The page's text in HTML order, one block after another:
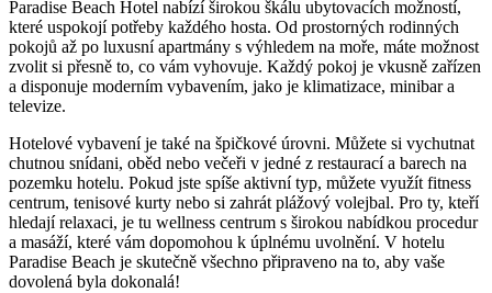
Paradise Beach Hotel nabízí širokou škálu ubytovacích možností,
které uspokojí potřeby každého hosta. Od prostorných rodinných
pokojů až po luxusní apartmány s výhledem na moře, máte možnost
zvolit si přesně to, co vám vyhovuje. Každý pokoj je vkusně zařízen
a disponuje moderním vybavením, jako je klimatizace, minibar a
televize.
Hotelové vybavení je také na špičkové úrovni. Můžete si vychutnat
chutnou snídani, oběd nebo večeři v jedné z restaurací a barech na
pozemku hotelu. Pokud jste spíše aktivní typ, můžete využít fitness
centrum, tenisové kurty nebo si zahrát plážový volejbal. Pro ty, kteří
hledají relaxaci, je tu wellness centrum s širokou nabídkou procedur
a masáží, které vám dopomohou k úplnému uvolnění. V hotelu
Paradise Beach je skutečně všechno připraveno na to, aby vaše
dovolená byla dokonalá!